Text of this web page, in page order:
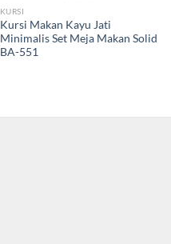
KURSI
Kursi Makan Kayu Jati
Minimalis Set Meja Makan Solid
BA-551